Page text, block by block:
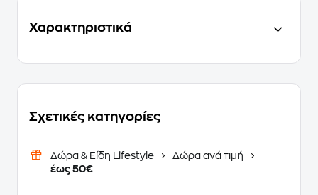
Χαρακτηριστικά
Σχετικές κατηγορίες
Δώρα & Είδη Lifestyle
Δώρα ανά τιμή
έως 50€